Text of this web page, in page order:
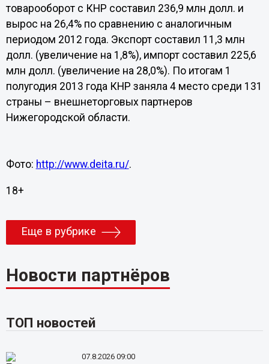
товарооборот с КНР составил 236,9 млн долл. и
вырос на 26,4% по сравнению с аналогичным
периодом 2012 года. Экспорт составил 11,3 млн
долл. (увеличение на 1,8%), импорт составил 225,6
млн долл. (увеличение на 28,0%). По итогам 1
полугодия 2013 года КНР заняла 4 место среди 131
страны – внешнеторговых партнеров
Нижегородской области.
Фото: http://www.deita.ru/.
18+
Еще в рубрике
Новости партнёров
ТОП новостей
07.8.2026 09:00